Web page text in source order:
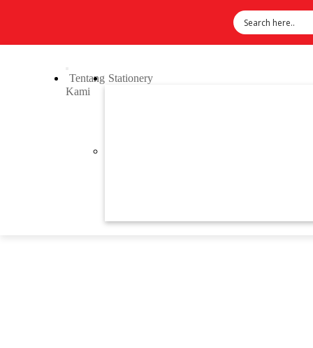
Tentang
Kami
Stationery